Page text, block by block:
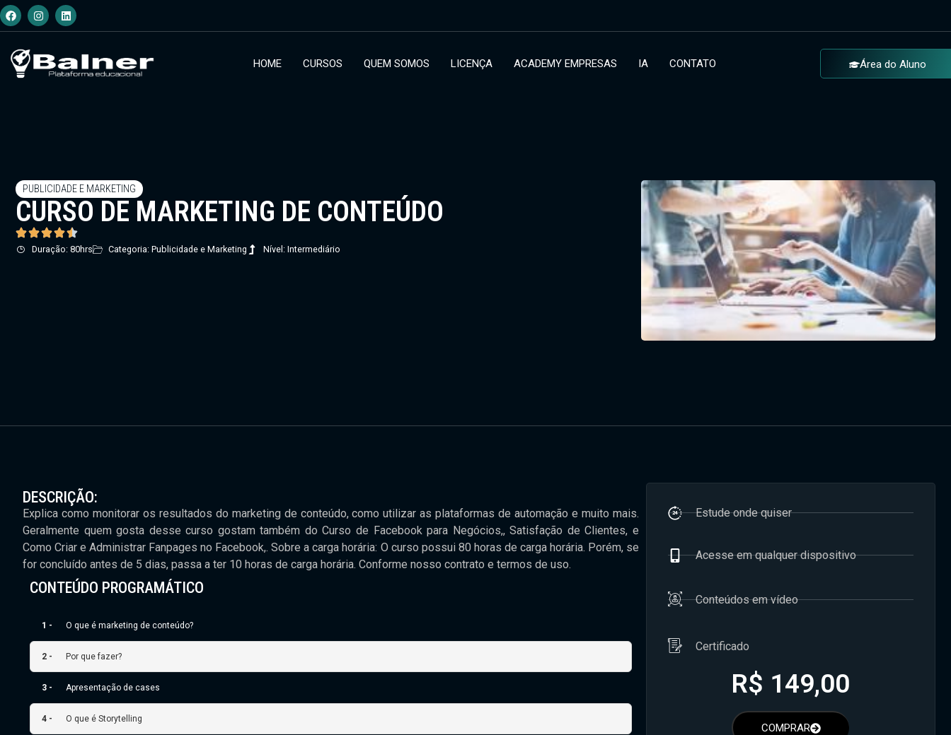
HOME CURSOS QUEM SOMOS LICENÇA ACADEMY EMPRESAS IA CONTATO Área do Aluno
PUBLICIDADE E MARKETING
CURSO DE MARKETING DE CONTEÚDO
Duração: 80hrs Categoria: Publicidade e Marketing Nível: Intermediário
DESCRIÇÃO:
Explica como monitorar os resultados do marketing de conteúdo, como utilizar as plataformas de automação e muito mais.
Geralmente quem gosta desse curso gostam também do Curso de Facebook para Negócios,, Satisfação de Clientes, e
Como Criar e Administrar Fanpages no Facebook,. Sobre a carga horária: O curso possui 80 horas de carga horária. Porém, se
for concluído antes de 5 dias, passa a ter 10 horas de carga horária. Conforme nosso contrato e termos de uso.
CONTEÚDO PROGRAMÁTICO
1 - O que é marketing de conteúdo?
2 - Por que fazer?
3 - Apresentação de cases
4 - O que é Storytelling
Estude onde quiser
Acesse em qualquer dispositivo
Conteúdos em vídeo
Certificado
R$ 149,00
COMPRAR